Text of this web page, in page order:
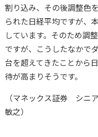
割り込み、その後調整色
られた日経平均ですが、
しています。そのため調
ですが、こうしたなかで
台を超えてきたことから
待が高まりそうです。
（マネックス証券 シニ
敏之）